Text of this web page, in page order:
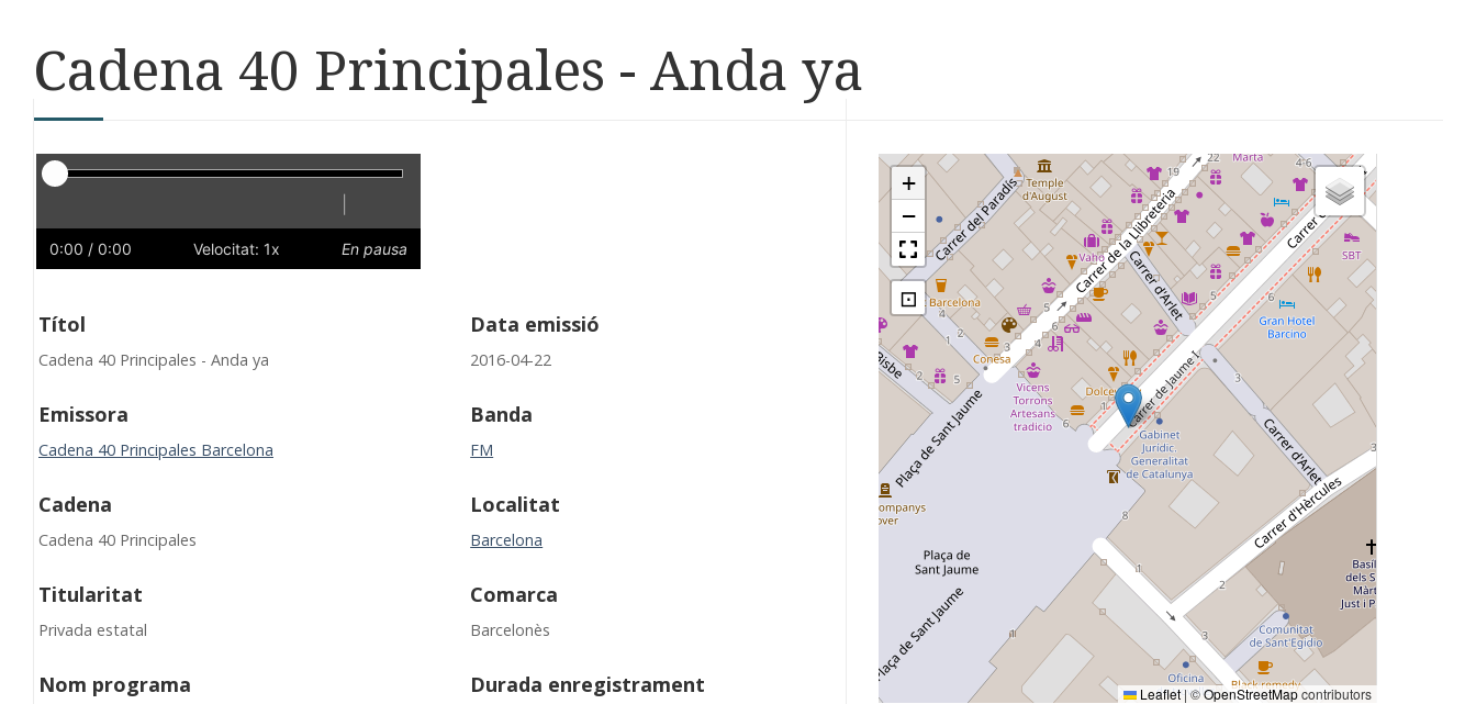
Cadena 40 Principales - Anda ya
Reproductor
Lent
0:00 / 0:00 Velocitat: 1x En pausa
Títol
Cadena 40 Principales - Anda ya
Emissora
Cadena 40 Principales Barcelona
Cadena
Cadena 40 Principales
Titularitat
Privada estatal
Nom programa
Data emissió
2016-04-22
Banda
FM
Localitat
Barcelona
Comarca
Barcelonès
Durada enregistrament
+
−
⊡
Leaflet|©OpenStreetMapcontributors